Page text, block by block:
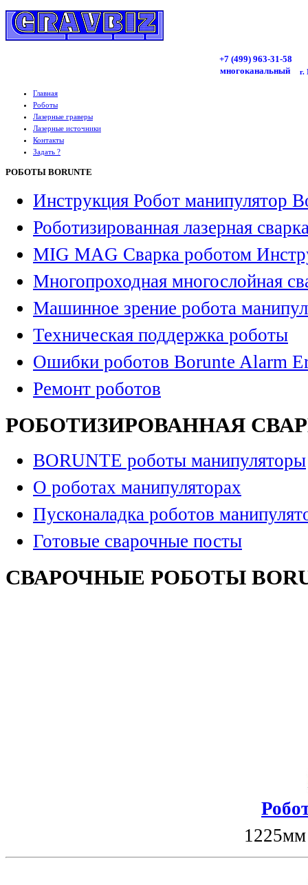
+7 (499) 963-31-58
многоканальный
г.
Главная
Роботы
Лазерные граверы
Лазерные источники
Контакты
Задать ?
РОБОТЫ BORUNTE
Инструкция Робот манипулятор
Роботизированная лазерная
MIG MAG Сварка роботом
Многопроходная многослойная
Машинное зрение робота
Техническая поддержка роботы
Ошибки роботов Borunte Alarm
Ремонт роботов
РОБОТИЗИРОВАННАЯ
BORUNTE роботы манипуляторы
О роботах манипуляторах
Пусконаладка роботов
Готовые сварочные посты
СВАРОЧНЫЕ РОБОТЫ